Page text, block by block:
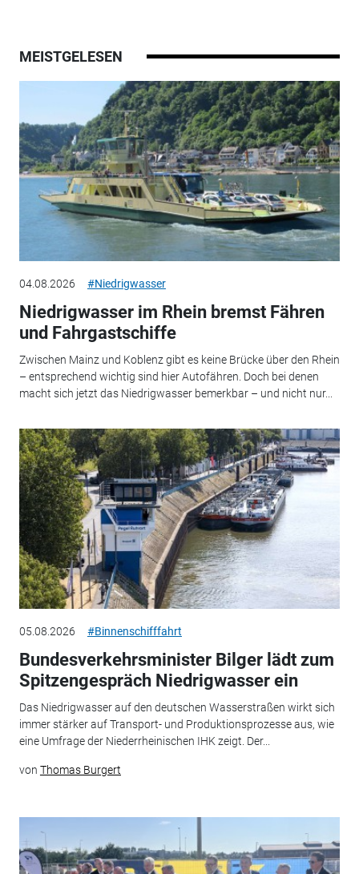
MEISTGELESEN
04.08.2026 #Niedrigwasser
Niedrigwasser im Rhein bremst Fähren
und Fahrgastschiffe
Zwischen Mainz und Koblenz gibt es keine Brücke über den Rhein
– entsprechend wichtig sind hier Autofähren. Doch bei denen
macht sich jetzt das Niedrigwasser bemerkbar – und nicht nur...
05.08.2026 #Binnenschifffahrt
Bundesverkehrsminister Bilger lädt zum
Spitzengespräch Niedrigwasser ein
Das Niedrigwasser auf den deutschen Wasserstraßen wirkt sich
immer stärker auf Transport- und Produktionsprozesse aus, wie
eine Umfrage der Niederrheinischen IHK zeigt. Der...
von Thomas Burgert